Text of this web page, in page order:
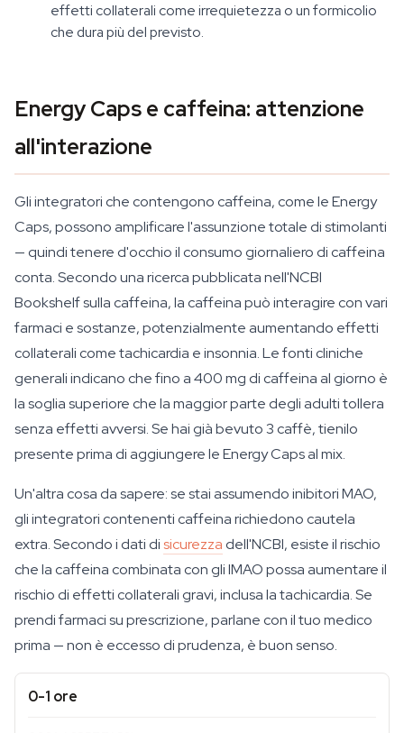
effetti collaterali come irrequietezza o un formicolio
che dura più del previsto.
Energy Caps e caffeina: attenzione
all'interazione
Gli integratori che contengono caffeina, come le Energy
Caps, possono amplificare l'assunzione totale di stimolanti
— quindi tenere d'occhio il consumo giornaliero di caffeina
conta. Secondo una ricerca pubblicata nell'NCBI
Bookshelf sulla caffeina, la caffeina può interagire con vari
farmaci e sostanze, potenzialmente aumentando effetti
collaterali come tachicardia e insonnia. Le fonti cliniche
generali indicano che fino a 400 mg di caffeina al giorno è
la soglia superiore che la maggior parte degli adulti tollera
senza effetti avversi. Se hai già bevuto 3 caffè, tienilo
presente prima di aggiungere le Energy Caps al mix.
Un'altra cosa da sapere: se stai assumendo inibitori MAO,
gli integratori contenenti caffeina richiedono cautela
extra. Secondo i dati disicurezza dell'NCBI, esiste il rischio
che la caffeina combinata con gli IMAO possa aumentare il
rischio di effetti collaterali gravi, inclusa la tachicardia. Se
prendi farmaci su prescrizione, parlane con il tuo medico
prima — non è eccesso di prudenza, è buon senso.
0-1 ore